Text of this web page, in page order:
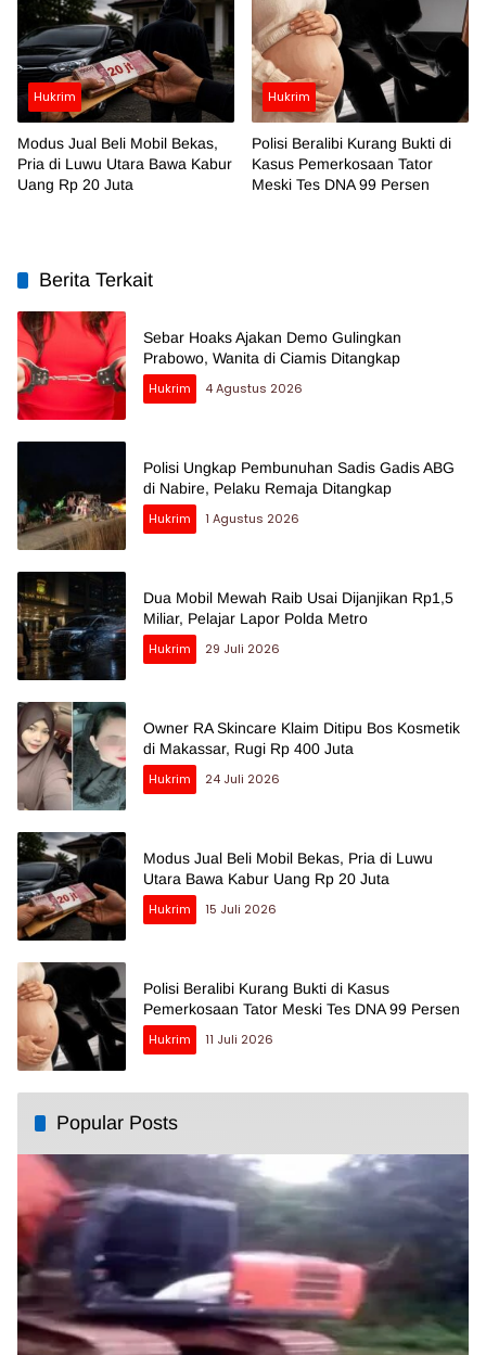
Hukrim
Modus Jual Beli Mobil Bekas,
Pria di Luwu Utara Bawa Kabur
Uang Rp 20 Juta
Hukrim
Polisi Beralibi Kurang Bukti di
Kasus Pemerkosaan Tator
Meski Tes DNA 99 Persen
Berita Terkait
Sebar Hoaks Ajakan Demo Gulingkan
Prabowo, Wanita di Ciamis Ditangkap
Hukrim
4 Agustus 2026
Polisi Ungkap Pembunuhan Sadis Gadis ABG
di Nabire, Pelaku Remaja Ditangkap
Hukrim
1 Agustus 2026
Dua Mobil Mewah Raib Usai Dijanjikan Rp1,5
Miliar, Pelajar Lapor Polda Metro
Hukrim
29 Juli 2026
Owner RA Skincare Klaim Ditipu Bos Kosmetik
di Makassar, Rugi Rp 400 Juta
Hukrim
24 Juli 2026
Modus Jual Beli Mobil Bekas, Pria di Luwu
Utara Bawa Kabur Uang Rp 20 Juta
Hukrim
15 Juli 2026
Polisi Beralibi Kurang Bukti di Kasus
Pemerkosaan Tator Meski Tes DNA 99 Persen
Hukrim
11 Juli 2026
Popular Posts